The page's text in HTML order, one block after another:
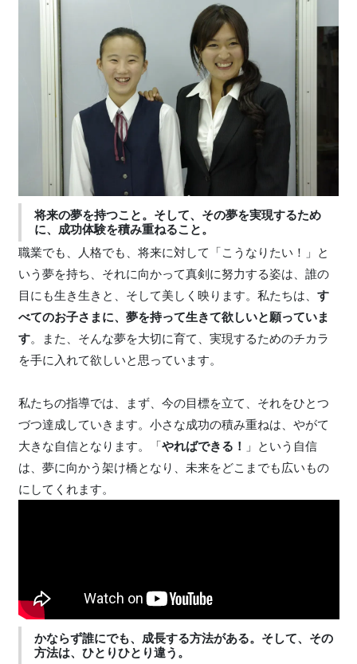
将来の夢を持つこと。そして、その夢を実現するため
に、成功体験を積み重ねること。
職業でも、人格でも、将来に対して「こうなりたい！」と
いう夢を持ち、それに向かって真剣に努力する姿は、誰の
目にも生き生きと、そして美しく映ります。私たちは、 す
べてのお子さまに、夢を持って生きて欲しいと願っていま
す。また、そんな夢を大切に育て、実現するためのチカラ
を手に入れて欲しいと思っています。
私たちの指導では、まず、今の目標を立て、それをひとつ
づつ達成していきます。小さな成功の積み重ねは、やがて
大きな自信となります。「やればできる！
」という自信
は、夢に向かう架け橋となり、未来をどこまでも広いもの
にしてくれます。
かならず誰にでも、成長する方法がある。そして、その
方法は、ひとりひとり違う。